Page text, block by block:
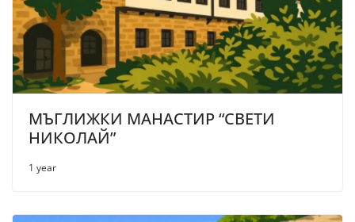
МЪГЛИЖКИ МАНАСТИР “СВЕТИ
НИКОЛАЙ”
1 year